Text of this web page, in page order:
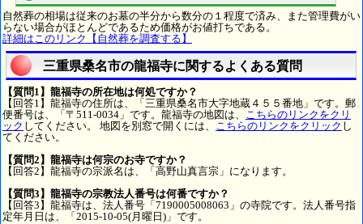
自然葬の相場は従来のお墓の半分から数分の１程度で済み、また管理費がい
らない場合がほとんどであるため価格がお値打ちである。
詳細はこのリンク【自然葬を調査する】
三重県桑名市の龍福寺に関するよくある質問
【質問1】龍福寺の所在地は何処ですか？
【回答1】龍福寺の住所は、「三重県桑名市大字地蔵４５５番地」です。郵
便番号は、「〒511-0034」です。龍福寺の地図は、 こちらのリンクをクリ
ック してください。 地図を別窓で開くには、 こちらのリンクをクリック し
てください。
【質問2】龍福寺は何宗のお寺ですか？
【回答2】龍福寺の宗派名は、「高野山真言宗」になります。
【質問3】龍福寺の宗教法人番号は何番ですか？
【回答3】龍福寺は、法人番号「7190005008063」の寺院です。法人番号指
定年月日は、「2015-10-05(月曜日)」です。